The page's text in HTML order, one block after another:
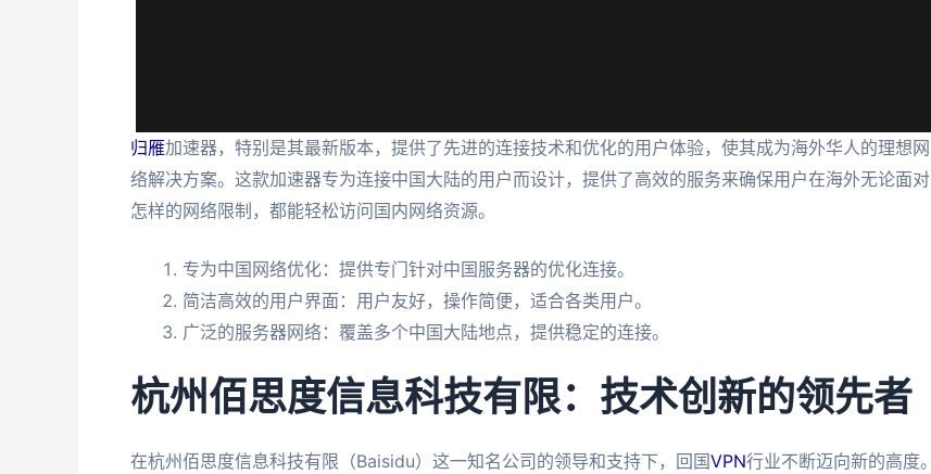
归雁加速器，特别是其最新版本，提供了先进的连接技术和优化的用户体验，使其成为海外华人的理想网
络解决方案。这款加速器专为连接中国大陆的用户而设计，提供了高效的服务来确保用户在海外无论面对
怎样的网络限制，都能轻松访问国内网络资源。
专为中国网络优化：提供专门针对中国服务器的优化连接。
简洁高效的用户界面：用户友好，操作简便，适合各类用户。
广泛的服务器网络：覆盖多个中国大陆地点，提供稳定的连接。
杭州佰思度信息科技有限：技术创新的领先者
在杭州佰思度信息科技有限（Baisidu）这一知名公司的领导和支持下，回国VPN行业不断迈向新的高度。